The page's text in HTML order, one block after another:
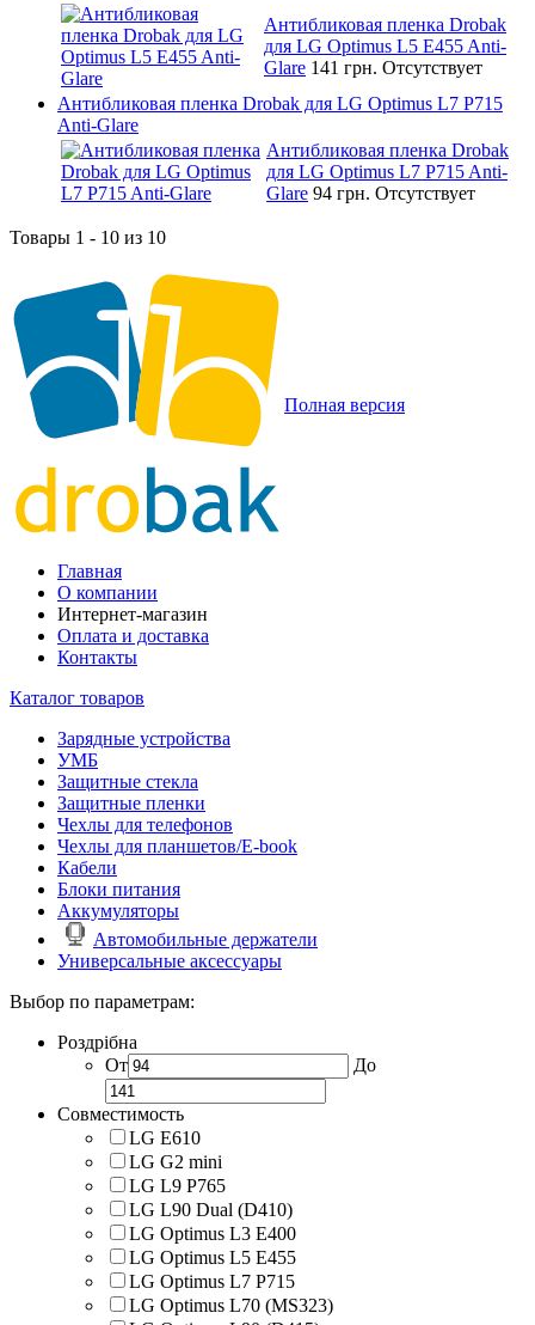
Антибликовая пленка Drobak
для LG Optimus L5 E455 Anti-
Glare 141 грн. Отсутствует
Антибликовая пленка Drobak для LG Optimus L7 P715
Anti-Glare
Антибликовая пленка Drobak
для LG Optimus L7 P715 Anti-
Glare 94 грн. Отсутствует
Товары 1 - 10 из 10
Полная версия
Главная
О компании
Интернет-магазин
Оплата и доставка
Контакты
Каталог товаров
Зарядные устройства
УМБ
Защитные стекла
Защитные пленки
Чехлы для телефонов
Чехлы для планшетов/E-book
Кабели
Блоки питания
Аккумуляторы
Автомобильные держатели
Универсальные аксессуары
Выбор по параметрам:
Роздрібна
От
До
Совместимость
LG E610
LG G2 mini
LG L9 P765
LG L90 Dual (D410)
LG Optimus L3 E400
LG Optimus L5 E455
LG Optimus L7 P715
LG Optimus L70 (MS323)